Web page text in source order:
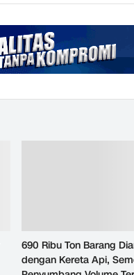
690 Ribu Ton Barang
dengan Kereta Api,